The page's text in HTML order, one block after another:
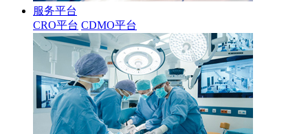
服务平台
CRO平台 CDMO平台